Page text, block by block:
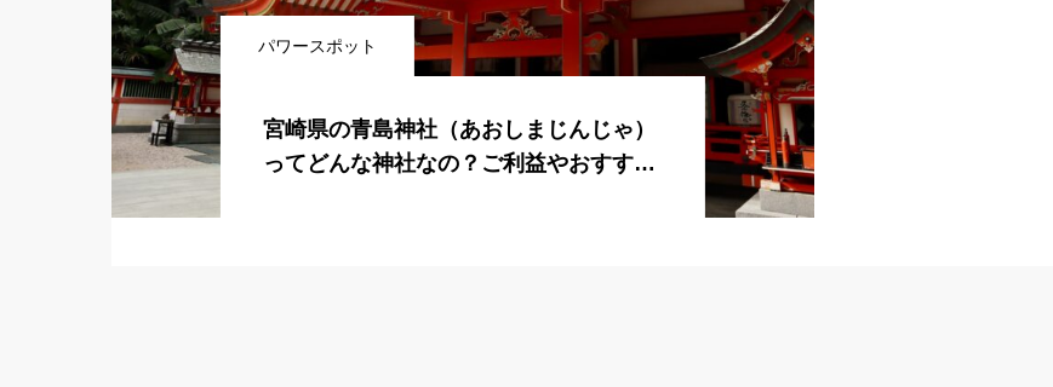
パワースポット
宮崎県の青島神社（あおしまじんじゃ）
ってどんな神社なの？ご利益やおすすめ